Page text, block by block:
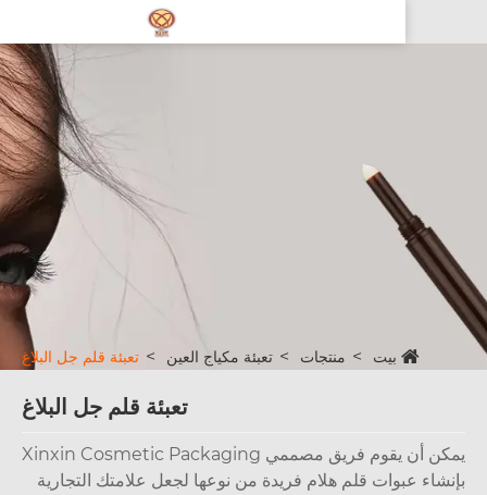
بيت منتجات تعبئة مكياج العين تعبئة قلم جل البلاغ
تعبئة قلم جل البلاغ
يمكن أن يقوم فريق مصممي Xinxin Cosmetic Packaging
عبوات قلم هلام فريدة من نوعها لجعل علامتك التجارية